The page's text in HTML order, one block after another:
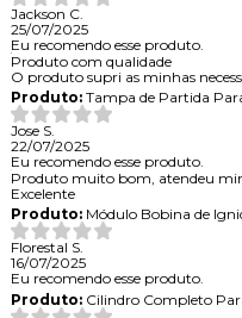
Jackson C.
25/07/2025
Eu recomendo esse produto.
Produto com qualidade
O produto supri as minhas
Produto:Tampa de Partida
Jose S.
22/07/2025
Eu recomendo esse produto.
Produto muito bom, atendeu
Excelente
Produto:Módulo Bobina de
Florestal S.
16/07/2025
Eu recomendo esse produto.
Produto:Cilindro Completo